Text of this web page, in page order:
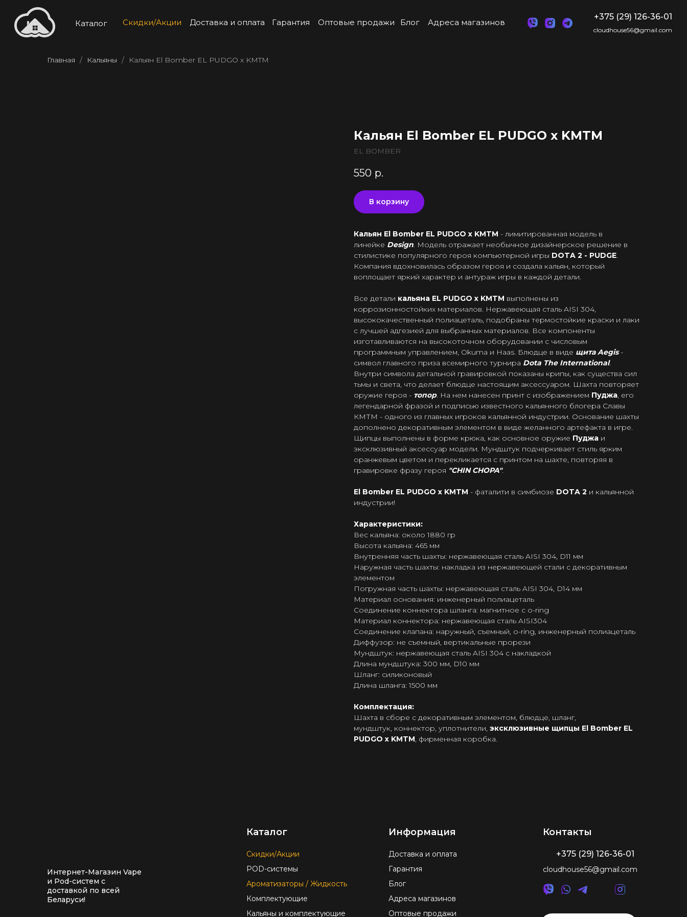
Каталог Скидки/Акции Доставка и оплата Гарантия Оптовые продажи Блог Адреса магазинов
+375 (29) 126-36-01
cloudhouse56@gmail.com
Главная Кальяны Кальян El Bomber EL PUDGO х KMTM
Кальян El Bomber EL PUDGO х KMTM
EL BOMBER
550 р.
В корзину
Кальян El Bomber EL PUDGO х KMTM - лимитированная модель в
линейке Design. Модель отражает необычное дизайнерское решение в
стилистике популярного героя компьютерной игры DOTA 2 - PUDGE.
Компания вдохновилась образом героя и создала кальян, который
воплощает яркий характер и антураж игры в каждой детали.
Все детали кальяна EL PUDGO х KMTM выполнены из
коррозионностойких материалов. Нержавеющая сталь AISI 304,
высококачественный полиацеталь, подобраны термостойкие краски и лаки
с лучшей адгезией для выбранных материалов. Все компоненты
изготавливаются на высокоточном оборудовании с числовым
программным управлением, Okuma и Haas. Блюдце в виде щита Aegis-
символ главного приза всемирного турнира Dota The International.
Внутри символа детальной гравировкой показаны крипы, как существа сил
тьмы и света, что делает блюдце настоящим аксессуаром. Шахта повторяет
оружие героя - топор. На нем нанесен принт с изображением Пуджа, его
легендарной фразой и подписью известного кальянного блогера Славы
КМТМ - одного из главных игроков кальянной индустрии. Основание шахты
дополнено декоративным элементом в виде желанного артефакта в игре.
Щипцы выполнены в форме крюка, как основное оружие Пуджа и
эксклюзивный аксессуар модели. Мундштук подчеркивает стиль ярким
оранжевым цветом и перекликается с принтом на шахте, повторяя в
гравировке фразу героя "CHIN CHOPA".
El Bomber EL PUDGO х KMTM - фаталити в симбиозе DOTA 2 и кальянной
индустрии!
Характеристики:
Вес кальяна: около 1880 гр
Высота кальяна: 465 мм
Внутренняя часть шахты: нержавеющая сталь AISI 304, D11 мм
Наружная часть шахты: накладка из нержавеющей стали с декоративным
элементом
Погружная часть шахты: нержавеющая сталь AISI 304, D14 мм
Материал основания: инженерный полиацеталь
Соединение коннектора шланга: магнитное с o-ring
Материал коннектора: нержавеющая сталь AISI304
Соединение клапана: наружный, съемный, o-ring, инженерный полиацеталь
Диффузор: не съемный, вертикальные прорези
Мундштук: нержавеющая сталь AISI 304 с накладкой
Длина мундштука: 300 мм, D10 мм
Шланг: силиконовый
Длина шланга: 1500 мм
Комплектация:
Шахта в сборе с декоративным элементом, блюдце, шланг,
мундштук, коннектор, уплотнители, эксклюзивные щипцы El Bomber EL
PUDGO х KMTM, фирменная коробка.
cloudhouse56@gmail.com
Кальяны и комплектующие Оптовые продажи
Комплектующие
POD-системы
+375 (29) 126-36-01
Адреса магазинов
Блог
Доставка и оплата
Гарантия
Скидки/Акции
Ароматизаторы / Жидкость
Каталог Информация Контакты
Интернет-Магазин Vape
и Pod-систем с
доставкой по всей
Беларуси!